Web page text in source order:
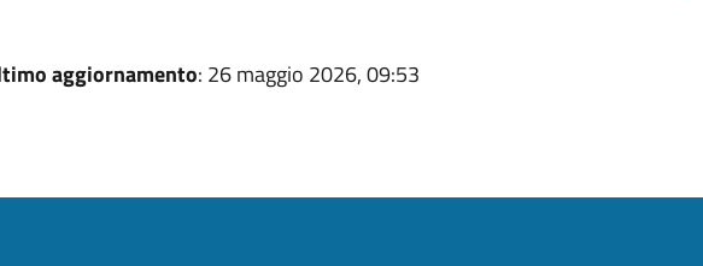
aggiornamento: 26 maggio 2026, 09:53